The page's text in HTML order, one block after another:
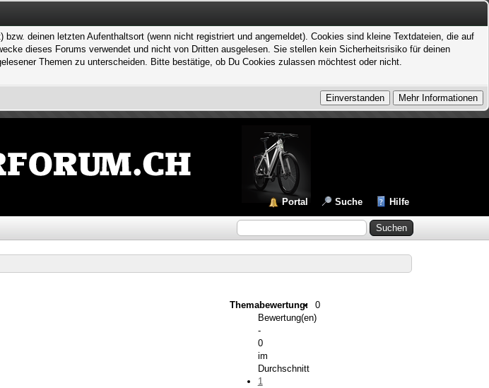
deinen letzten Aufenthaltsort (wenn nicht registriert und angemeldet). Cookies sind kleine Textdateien, die auf
dieses Forums verwendet und nicht von Dritten ausgelesen. Sie stellen kein Sicherheitsrisiko für deinen
Themen zu unterscheiden. Bitte bestätige, ob Du Cookies zulassen möchtest oder nicht.
Portal Suche Hilfe
Themabewertung:
0
Bewertung(en)
-
0
im
Durchschnitt
1